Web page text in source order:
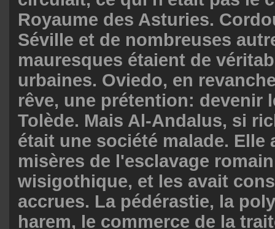
Royaume des Asturies.
Séville et de nombreuses
mauresques étaient de
urbaines. Oviedo, en
rêve, une prétention: devenir
Tolède. Mais Al-Andalus, si
était une société malade. Elle
misères de l'esclavage
wisigothique, et les avait
accrues. La pédérastie, la
harem, le commerce de la